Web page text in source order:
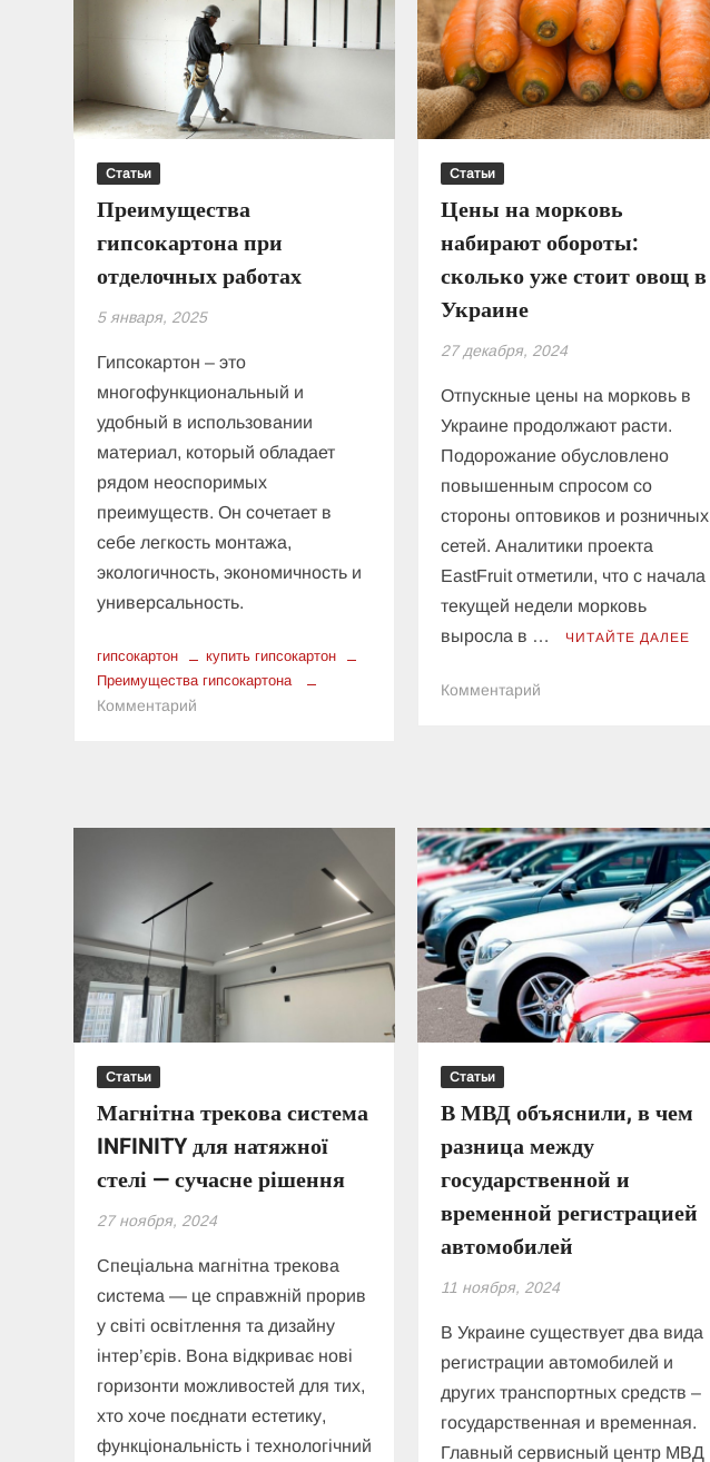
ФОП
3
группы:
как
правильно
оформить
Статьи
Преимущества
гипсокартона при
отделочных работах
5 января, 2025
Гипсокартон – это
многофункциональный и
удобный в использовании
материал, который обладает
рядом неоспоримых
преимуществ. Он сочетает в
себе легкость монтажа,
экологичность, экономичность и
универсальность.
гипсокартон
купить гипсокартон
Преимущества гипсокартона
Комментарий
работах
Статьи
Цены на морковь
набирают обороты:
сколько уже стоит овощ в
Украине
27 декабря, 2024
Отпускные цены на морковь в
Украине продолжают расти.
Подорожание обусловлено
повышенным спросом со
стороны оптовиков и розничных
сетей. Аналитики проекта
EastFruit отметили, что с начала
текущей недели морковь
выросла в …
ЧИТАЙТЕ ДАЛЕЕ
Комментарий
сколько
уже
стоит
овощ
в
Украине
Статьи
Магнітна трекова система
INFINITY для натяжної
стелі — сучасне рішення
27 ноября, 2024
Спеціальна магнітна трекова
система — це справжній прорив
у світі освітлення та дизайну
інтер’єрів. Вона відкриває нові
горизонти можливостей для тих,
хто хоче поєднати естетику,
функціональність і технологічний
Статьи
В МВД объяснили, в чем
разница между
государственной и
временной регистрацией
автомобилей
11 ноября, 2024
В Украине существует два вида
регистрации автомобилей и
других транспортных средств –
государственная и временная.
Главный сервисный центр МВД